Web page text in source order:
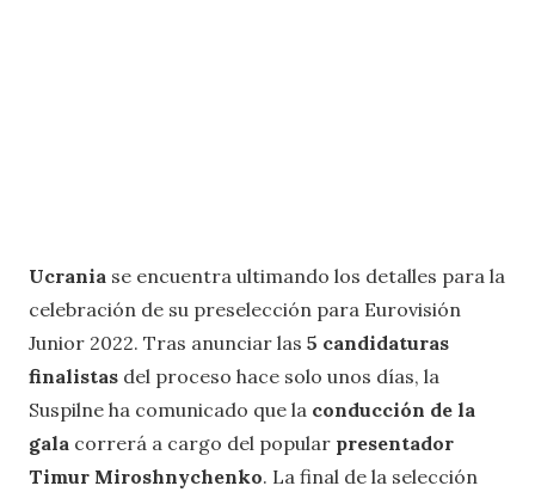
Ucrania se encuentra ultimando los detalles para la
celebración de su preselección para Eurovisión
Junior 2022. Tras anunciar las 5 candidaturas
finalistas del proceso hace solo unos días, la
Suspilne ha comunicado que la conducción de la
gala correrá a cargo del popular presentador
Timur Miroshnychenko. La final de la selección